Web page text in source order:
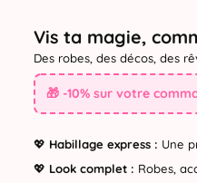
Vis ta magie,
Des robes, des décos, des
🎁 -10% sur votre
💖 Habillage express : Une
💖 Look complet : Robes,